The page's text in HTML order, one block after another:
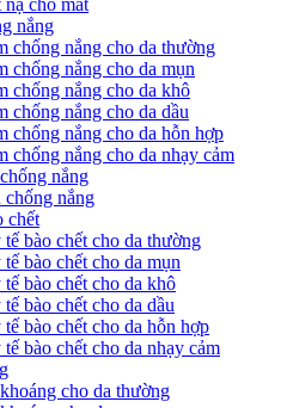
nắng
chống nắng cho da thường
chống nắng cho da mụn
chống nắng cho da khô
chống nắng cho da dầu
chống nắng cho da hỗn hợp
chống nắng cho da nhạy cảm
nắng
chống nắng
chết
tế bào chết cho da thường
tế bào chết cho da mụn
tế bào chết cho da khô
tế bào chết cho da dầu
tế bào chết cho da hỗn hợp
tế bào chết cho da nhạy cảm
cho da thường